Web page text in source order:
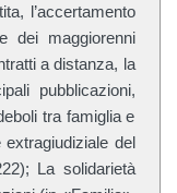
l’accertamento
dei maggiorenni
a distanza, la
pubblicazioni,
tra famiglia e
del
La solidarietà